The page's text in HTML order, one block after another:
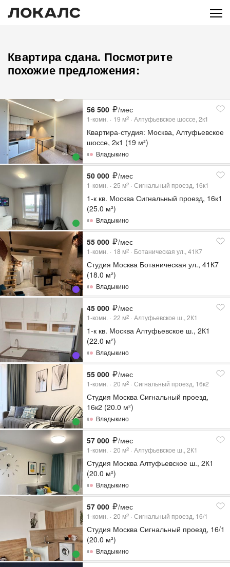
Квартира сдана. Посмотрите
похожие предложения:
56 500 /мес
1-комн. 19 м2 Алтуфьевское шоссе, 2к1
Квартира-студия: Москва, Алтуфьевское
шоссе, 2к1 (19 м²)
Владыкино
50 000 /мес
1-комн. 25 м2 Сигнальный проезд, 16к1
1-к кв. Москва Сигнальный проезд, 16к1
(25.0 м²)
Владыкино
55 000 /мес
1-комн. 18 м2 Ботаническая ул., 41К7
Студия Москва Ботаническая ул., 41К7
(18.0 м²)
Владыкино
45 000 /мес
1-комн. 22 м2 Алтуфьевское ш., 2К1
1-к кв. Москва Алтуфьевское ш., 2К1
(22.0 м²)
Владыкино
55 000 /мес
1-комн. 20 м2 Сигнальный проезд, 16к2
Студия Москва Сигнальный проезд,
16к2 (20.0 м²)
Владыкино
57 000 /мес
1-комн. 20 м2 Алтуфьевское ш., 2К1
Студия Москва Алтуфьевское ш., 2К1
(20.0 м²)
Владыкино
57 000 /мес
1-комн. 20 м2 Сигнальный проезд, 16/1
Студия Москва Сигнальный проезд, 16/1
(20.0 м²)
Владыкино